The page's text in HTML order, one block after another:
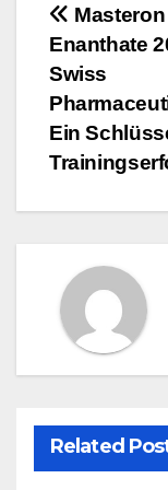
Post
Masteron
Enanthate
Swiss
Ein
Related